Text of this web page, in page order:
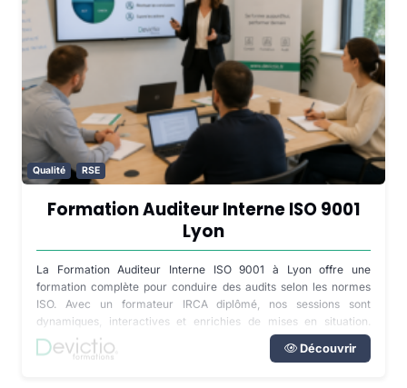
Qualité RSE
Formation Auditeur Interne ISO 9001
Lyon
La Formation Auditeur Interne ISO 9001 à Lyon offre une
formation complète pour conduire des audits selon les normes
ISO. Avec un formateur IRCA diplômé, nos sessions sont
dynamiques, interactives et enrichies de mises en situation.
Contactez-nous pour fixer une date de formation.
Découvrir